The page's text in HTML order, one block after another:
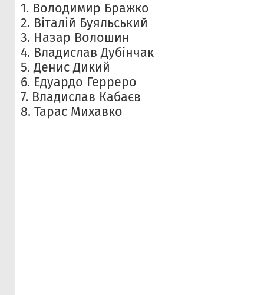
1. Володимир Бражко
2. Віталій Буяльський
3. Назар Волошин
4. Владислав Дубінчак
5. Денис Дикий
6. Едуардо Герреро
7. Владислав Кабаєв
8. Тарас Михавко